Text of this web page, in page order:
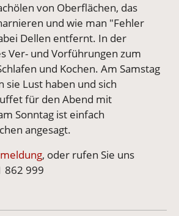
von Oberflächen, das
und wie man "Fehler
Dellen entfernt. In der
Ver- und Vorführungen zum
und Kochen. Am Samstag
sie Lust haben und sich
für den Abend mit
Sonntag ist einfach
angesagt.
, oder rufen Sie uns
862 999